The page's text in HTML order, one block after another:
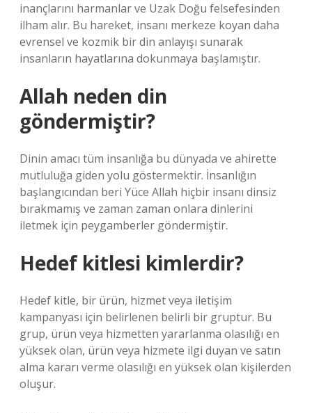
inançlarını harmanlar ve Uzak Doğu felsefesinden
ilham alır. Bu hareket, insanı merkeze koyan daha
evrensel ve kozmik bir din anlayışı sunarak
insanların hayatlarına dokunmaya başlamıştır.
Allah neden din
göndermiştir?
Dinin amacı tüm insanlığa bu dünyada ve ahirette
mutluluğa giden yolu göstermektir. İnsanlığın
başlangıcından beri Yüce Allah hiçbir insanı dinsiz
bırakmamış ve zaman zaman onlara dinlerini
iletmek için peygamberler göndermiştir.
Hedef kitlesi kimlerdir?
Hedef kitle, bir ürün, hizmet veya iletişim
kampanyası için belirlenen belirli bir gruptur. Bu
grup, ürün veya hizmetten yararlanma olasılığı en
yüksek olan, ürün veya hizmete ilgi duyan ve satın
alma kararı verme olasılığı en yüksek olan kişilerden
oluşur.